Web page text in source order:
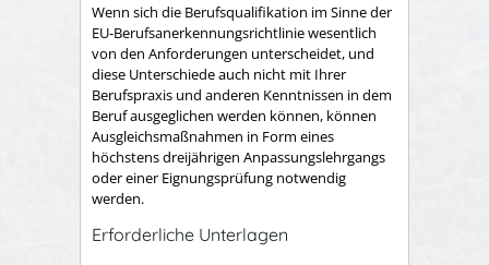
Wenn sich die Berufsqualifikation im Sinne der
EU-Berufsanerkennungsrichtlinie wesentlich
von den Anforderungen unterscheidet, und
diese Unterschiede auch nicht mit Ihrer
Berufspraxis und anderen Kenntnissen in dem
Beruf ausgeglichen werden können, können
Ausgleichsmaßnahmen in Form eines
höchstens dreijährigen Anpassungslehrgangs
oder einer Eignungsprüfung notwendig
werden.
Erforderliche Unterlagen